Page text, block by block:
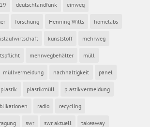
deutschlandfunk einweg
forschung Henning Wilts homelabs
kunststoff mehrweg
mehrwegbehälter müll
müllvermeidung nachhaltigkeit panel
plastik plastikmüll plastikvermeidung
radio recycling
swr swr aktuell takeaway